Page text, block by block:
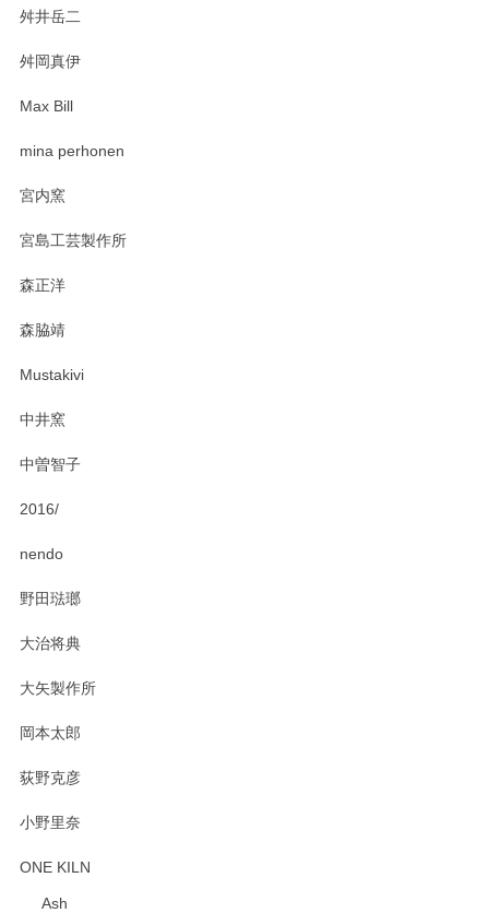
おかけしました。 ありがとうございます。
舛井岳二
舛岡真伊
Max Bill
mina perhonen
宮内窯
宮島工芸製作所
森正洋
森脇靖
Mustakivi
中井窯
中曽智子
2016/
nendo
野田琺瑯
大治将典
大矢製作所
岡本太郎
荻野克彦
小野里奈
ONE KILN
Ash